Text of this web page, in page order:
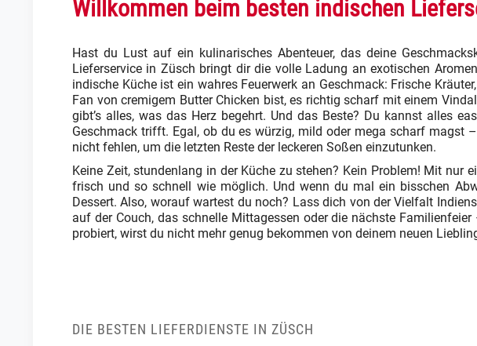
Willkommen beim besten indischen
Hast du Lust auf ein kulinarisches Abenteuer, das deine
Lieferservice in Züsch bringt dir die volle Ladung an exotischen
indische Küche ist ein wahres Feuerwerk an Geschmack: Frische
Fan von cremigem Butter Chicken bist, es richtig scharf mit einem
gibt’s alles, was das Herz begehrt. Und das Beste? Du kannst alles
Geschmack trifft. Egal, ob du es würzig, mild oder mega scharf magst
nicht fehlen, um die letzten Reste der leckeren Soßen einzutunken.
Keine Zeit, stundenlang in der Küche zu stehen? Kein Problem! Mit nur
frisch und so schnell wie möglich. Und wenn du mal ein bisschen
Dessert. Also, worauf wartest du noch? Lass dich von der Vielfalt
auf der Couch, das schnelle Mittagessen oder die nächste
probiert, wirst du nicht mehr genug bekommen von deinem neuen
DIE BESTEN LIEFERDIENSTE IN ZÜSCH